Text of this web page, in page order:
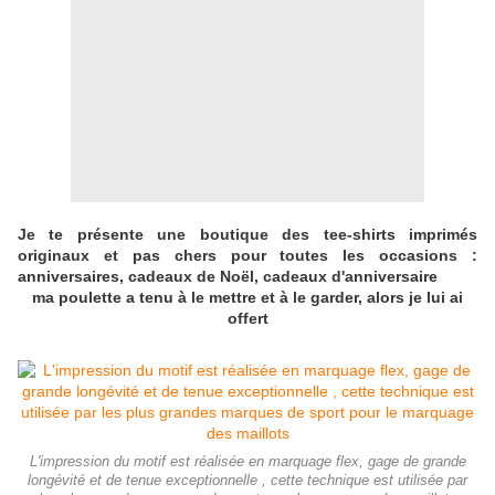
Je te présente une boutique des tee-shirts imprimés
originaux et pas chers pour toutes les occasions :
anniversaires, cadeaux de Noël, cadeaux d'anniversaire
ma poulette a tenu à le mettre et à le garder, alors je lui ai
offert
L'impression du motif est réalisée en marquage flex, gage de grande
longévité et de tenue exceptionnelle , cette technique est utilisée par